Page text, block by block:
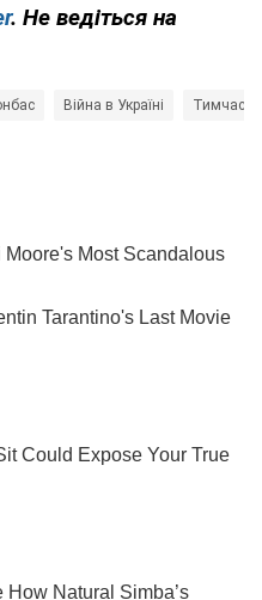
. Не ведіться на
Війна в Україні